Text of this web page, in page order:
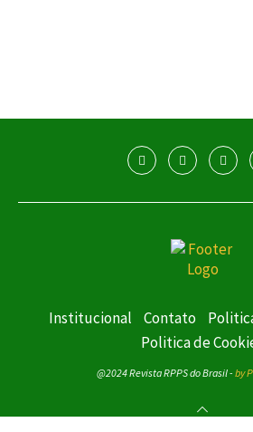
Institucional Contato
Politica de
@2024 Revista RPPS do Brasil - by